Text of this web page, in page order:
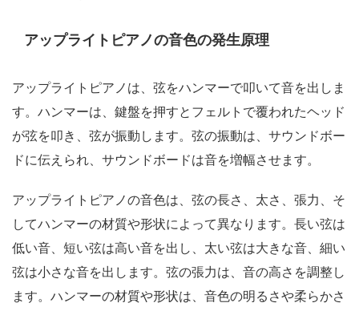
アップライトピアノの音色の発生原理
アップライトピアノは、弦をハンマーで叩いて音を出しま
す。ハンマーは、鍵盤を押すとフェルトで覆われたヘッド
が弦を叩き、弦が振動します。弦の振動は、サウンドボー
ドに伝えられ、サウンドボードは音を増幅させます。
アップライトピアノの音色は、弦の長さ、太さ、張力、そ
してハンマーの材質や形状によって異なります。長い弦は
低い音、短い弦は高い音を出し、太い弦は大きな音、細い
弦は小さな音を出します。弦の張力は、音の高さを調整し
ます。ハンマーの材質や形状は、音色の明るさや柔らかさ